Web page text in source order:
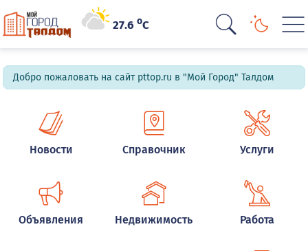
27.6oC
Добро пожаловать на сайт pttop.ru в "Мой Город" Талдом
Новости Справочник Услуги
Объявления Недвижимость Работа